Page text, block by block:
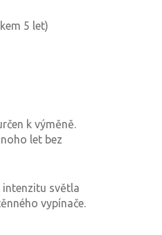
5 let)
k výměně.
let bez
intenzitu světla
vypínače.